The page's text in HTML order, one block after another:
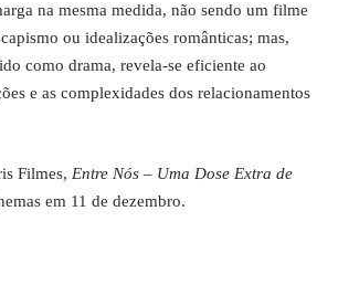
na mesma medida, não sendo um filme
ou idealizações românticas; mas,
como drama, revela-se eficiente ao
e as complexidades dos relacionamentos
Filmes, Entre Nós – Uma Dose Extra de
em 11 de dezembro.